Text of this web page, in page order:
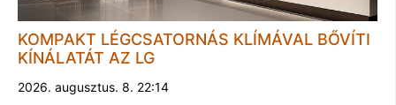
KOMPAKT LÉGCSATORNÁS KLÍMÁVAL BŐVÍTI
KÍNÁLATÁT AZ LG
2026. augusztus. 8. 22:14